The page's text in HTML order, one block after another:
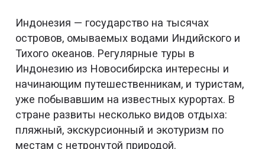
Индонезия — государство на тысячах
островов, омываемых водами Индийского и
Тихого океанов. Регулярные туры в
Индонезию из Новосибирска интересны и
начинающим путешественникам, и туристам,
уже побывавшим на известных курортах. В
стране развиты несколько видов отдыха:
пляжный, экскурсионный и экотуризм по
местам с нетронутой природой.